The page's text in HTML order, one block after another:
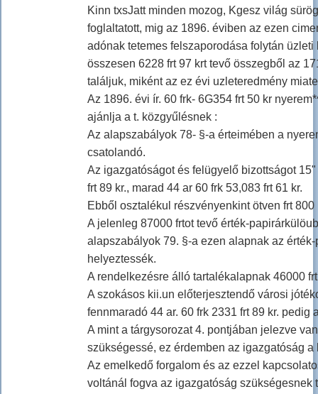
Kinn txsJatt minden mozog, Kgesz világ
foglaltatott, mig az 1896. éviben az ezen
adónak tetemes felszaporodása folytán
összesen 6228 frt 97 krt tevő összegből az
találjuk, miként az ez évi uzleteredmény
Az 1896. évi ír. 60 frk- 6G354 frt 50 kr
ajánlja a t. közgyűlésnek :
Az alapszabályok 78- §-a érteimében a
csatolandó.
Az igazgatóságot és felügyelő bizottságot
frt 89 kr., marad 44 ar 60 frk 53,083 frt 61 kr.
Ebből osztalékul részvényenkint ötven frt
A jelenleg 87000 frtot tevő érték-
alapszabályok 79. §-a ezen alapnak az
helyeztessék.
A rendelkezésre álló tartalékalapnak 46000
A szokásos kii.un előterjesztendő városi
fennmaradó 44 ar. 60 frk 2331 frt 89 kr.
A mint a tárgysorozat 4. pontjában jelezve
szükségessé, ez érdemben az igazgatóság
Az emelkedő forgalom és az ezzel
voltánál fogva az igazgatóság szükségesnek